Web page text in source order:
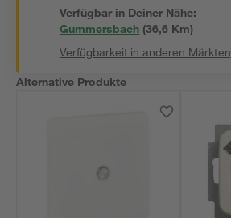
Verfügbar in Deiner Nähe:
Gummersbach (36,6 Km)
Verfügbarkeit in anderen Märkten
Alternative Produkte